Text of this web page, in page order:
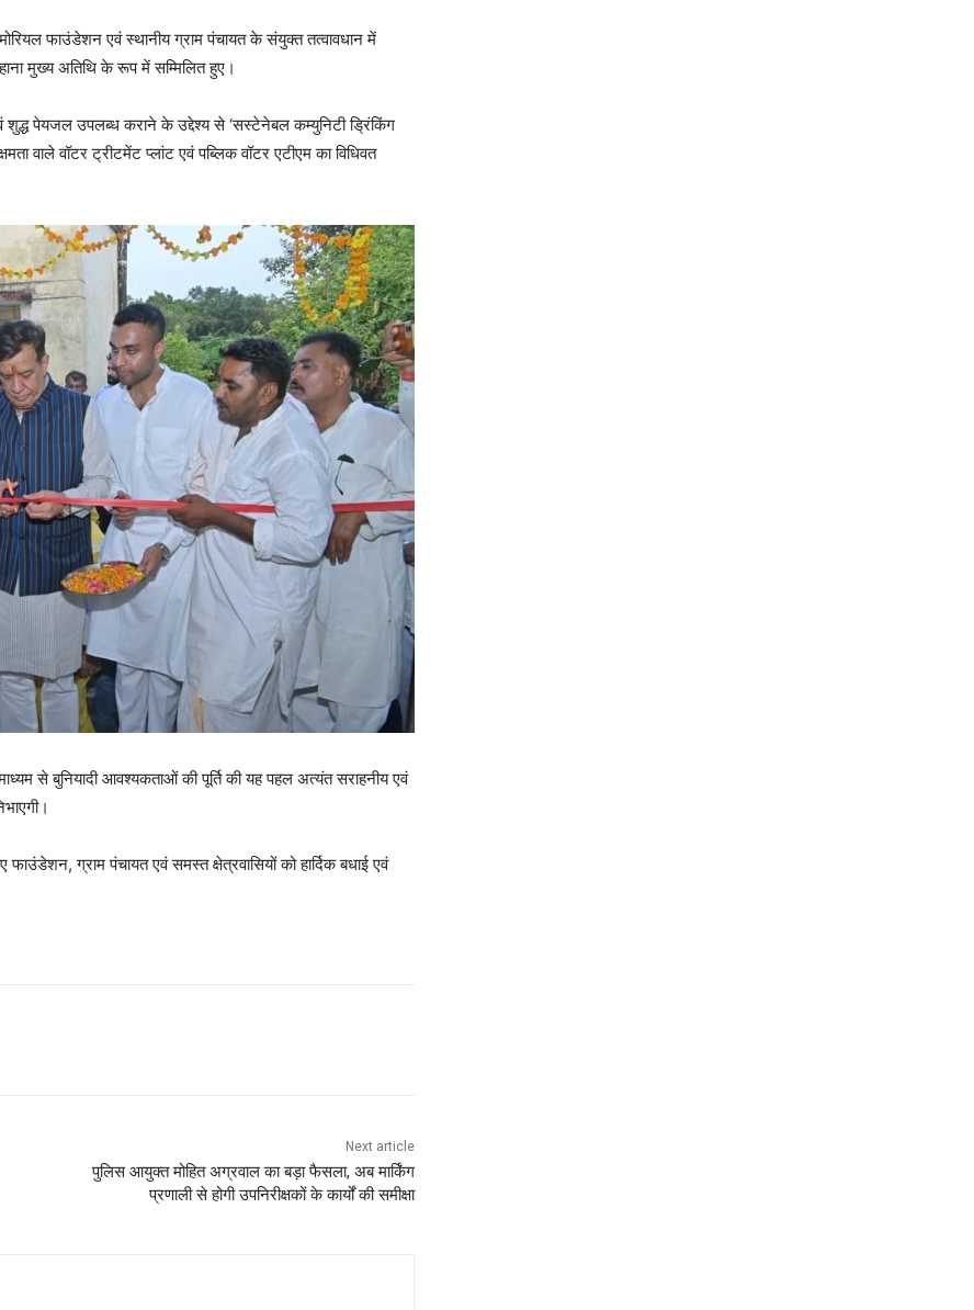
फाउंडेशन एवं स्थानीय ग्राम पंचायत के संयुक्त तत्वावधान में
मुख्य अतिथि के रूप में सम्मिलित हुए।
शुद्ध पेयजल उपलब्ध कराने के उद्देश्य से ‘सस्टेनेबल कम्युनिटी ड्रिंकिंग
वाले वॉटर ट्रीटमेंट प्लांट एवं पब्लिक वॉटर एटीएम का विधिवत
से बुनियादी आवश्यकताओं की पूर्ति की यह पहल अत्यंत सराहनीय एवं
ग्राम पंचायत एवं समस्त क्षेत्रवासियों को हार्दिक बधाई एवं
Next article
पुलिस आयुक्त मोहित अग्रवाल का बड़ा फैसला, अब मार्किंग
प्रणाली से होगी उपनिरीक्षकों के कार्यों की समीक्षा